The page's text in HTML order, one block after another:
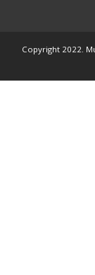
Copyright 2022.